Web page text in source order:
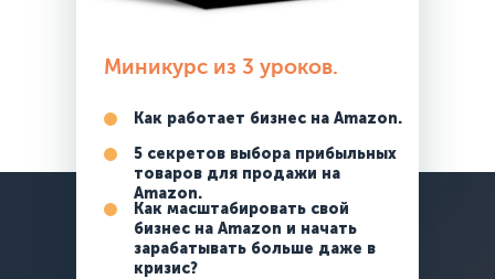
Миникурс из 3 уроков.
Как работает бизнес на Amazon.
5 секретов выбора прибыльных
товаров для продажи на
Amazon.
Как масштабировать свой
бизнес на Amazon и начать
зарабатывать больше даже в
кризис?